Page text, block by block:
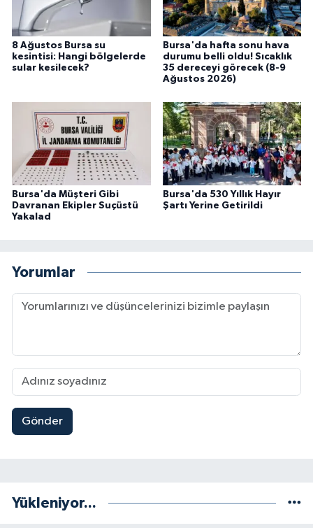
8 Ağustos Bursa su
kesintisi: Hangi bölgelerde
sular kesilecek?
Bursa'da hafta sonu hava
durumu belli oldu! Sıcaklık
35 dereceyi görecek (8-9
Ağustos 2026)
Bursa'da Müşteri Gibi
Davranan Ekipler Suçüstü
Yakalad
Bursa'da 530 Yıllık Hayır
Şartı Yerine Getirildi
Yorumlar
Gönder
Yükleniyor...